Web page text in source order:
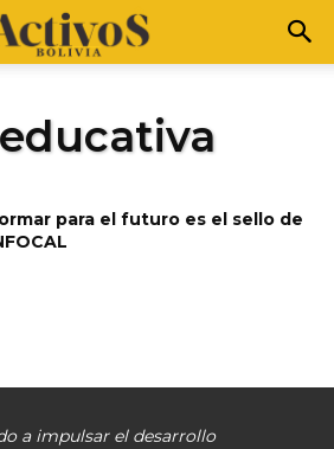
para el futuro es el sello de
a impulsar el desarrollo